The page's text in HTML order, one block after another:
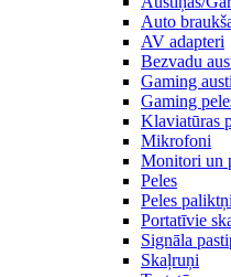
Auto
AV adapteri
Bezvadu
Gaming
Gaming
Klaviatūras
Mikrofoni
Monitori un
Peles
Peles paliktņi
Portatīvie
Signāla
Skaļruņi